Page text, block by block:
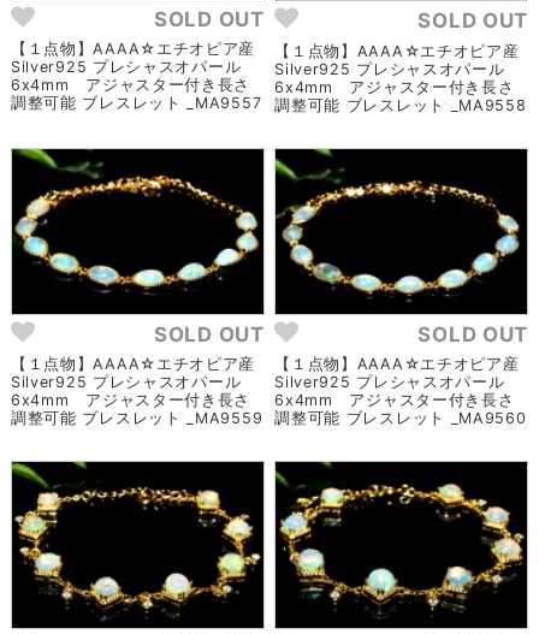
SOLD OUT
【１点物】AAAA☆エチオピア産
Silver925 プレシャスオパール
6x4mm アジャスター付き長さ
調整可能 ブレスレット _MA9557
SOLD OUT
【１点物】AAAA☆エチオピア産
Silver925 プレシャスオパール
6x4mm アジャスター付き長さ
調整可能 ブレスレット _MA9558
SOLD OUT
【１点物】AAAA☆エチオピア産
Silver925 プレシャスオパール
6x4mm アジャスター付き長さ
調整可能 ブレスレット _MA9559
SOLD OUT
【１点物】AAAA☆エチオピア産
Silver925 プレシャスオパール
6x4mm アジャスター付き長さ
調整可能 ブレスレット _MA9560